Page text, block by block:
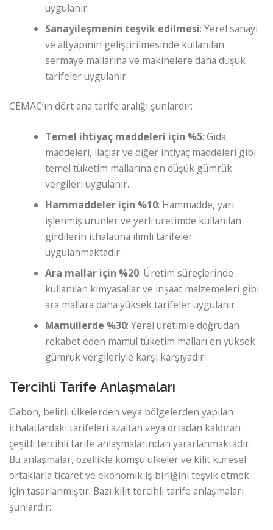
uygulanır.
Sanayileşmenin teşvik edilmesi: Yerel sanayi
ve altyapının geliştirilmesinde kullanılan
sermaye mallarına ve makinelere daha düşük
tarifeler uygulanır.
CEMAC’ın dört ana tarife aralığı şunlardır:
Temel ihtiyaç maddeleri için %5: Gıda
maddeleri, ilaçlar ve diğer ihtiyaç maddeleri gibi
temel tüketim mallarına en düşük gümrük
vergileri uygulanır.
Hammaddeler için %10: Hammadde, yarı
işlenmiş ürünler ve yerli üretimde kullanılan
girdilerin ithalatına ılımlı tarifeler
uygulanmaktadır.
Ara mallar için %20: Üretim süreçlerinde
kullanılan kimyasallar ve inşaat malzemeleri gibi
ara mallara daha yüksek tarifeler uygulanır.
Mamullerde %30: Yerel üretimle doğrudan
rekabet eden mamul tüketim malları en yüksek
gümrük vergileriyle karşı karşıyadır.
Tercihli Tarife Anlaşmaları
Gabon, belirli ülkelerden veya bölgelerden yapılan
ithalatlardaki tarifeleri azaltan veya ortadan kaldıran
çeşitli tercihli tarife anlaşmalarından yararlanmaktadır.
Bu anlaşmalar, özellikle komşu ülkeler ve kilit küresel
ortaklarla ticaret ve ekonomik iş birliğini teşvik etmek
için tasarlanmıştır. Bazı kilit tercihli tarife anlaşmaları
şunlardır: